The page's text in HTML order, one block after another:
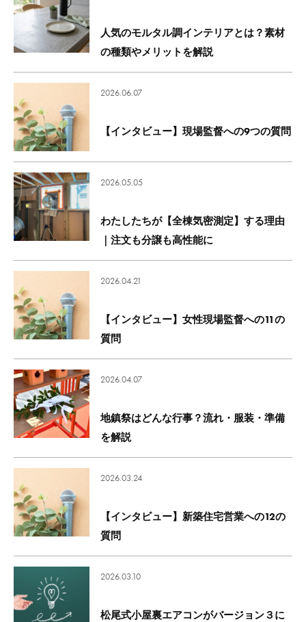
人気のモルタル調インテリアとは？素材
の種類やメリットを解説
2026.06.07
【インタビュー】現場監督への9つの質問
2026.05.05
わたしたちが【全棟気密測定】する理由
｜注文も分譲も高性能に
2026.04.21
【インタビュー】女性現場監督への11の
質問
2026.04.07
地鎮祭はどんな行事？流れ・服装・準備
を解説
2026.03.24
【インタビュー】新築住宅営業への12の
質問
2026.03.10
松尾式小屋裏エアコンがバージョン３に